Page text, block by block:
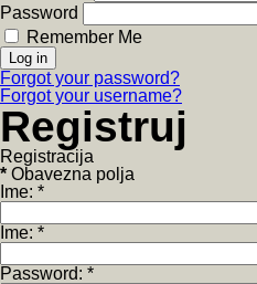
Password
Remember Me
Forgot your password?
Forgot your username?
Registruj
Registracija
* Obavezna polja
Ime: *
Ime: *
Password: *